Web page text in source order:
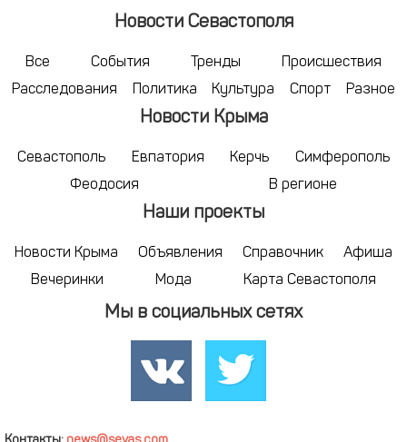
Новости Севастополя
Все События Тренды
Происшествия
Расследования
Политика Культура Спорт Разное
Новости Крыма
Севастополь Евпатория Керчь
Симферополь
Феодосия
В регионе
Наши проекты
Новости Крыма Объявления Справочник
Афиша
Вечеринки
Мода Карта Севастополя
Мы в социальных сетях